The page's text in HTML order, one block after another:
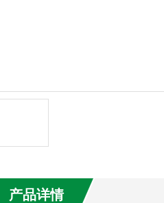
产品详情